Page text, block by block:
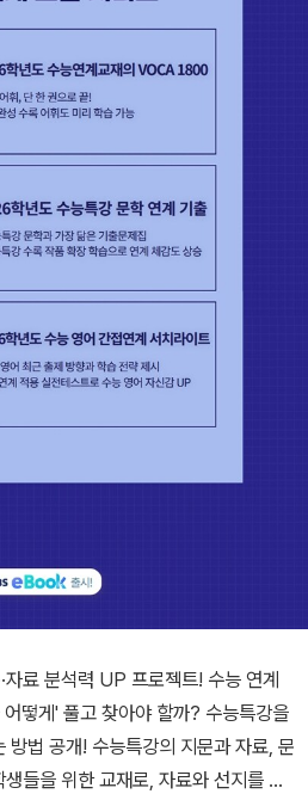
료 분석력 UP 프로젝트! 수능 연계
어떻게' 풀고 찾아야 할까? 수능특강을
의 지문과 자료, 문
들을 위한 교재로, 자료와 선지를 보